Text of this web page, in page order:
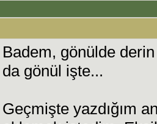
Badem, gönülde
da gönül işte...
Geçmişte yazdığım